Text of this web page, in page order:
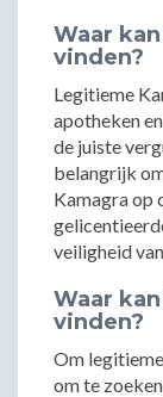
Waar
vinden?
Legitieme
apotheken
de juiste
belangrijk
Kamagra op
veiligheid
Waar
vinden?
Om
om te